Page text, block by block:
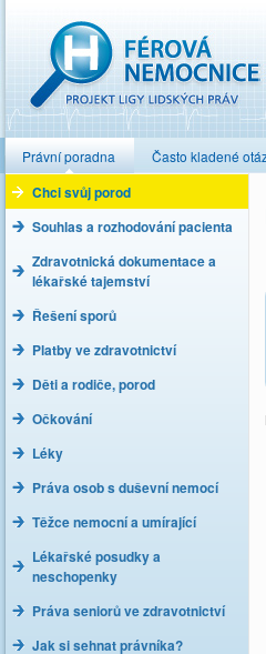
Právní poradna Často kladené
Chci svůj porod
Souhlas a rozhodování pacienta
Zdravotnická dokumentace a
lékařské tajemství
Řešení sporů
Platby ve zdravotnictví
Děti a rodiče, porod
Očkování
Léky
Práva osob s duševní nemocí
Těžce nemocní a umírající
Lékařské posudky a
neschopenky
Práva seniorů ve zdravotnictví
Jak si sehnat právníka?